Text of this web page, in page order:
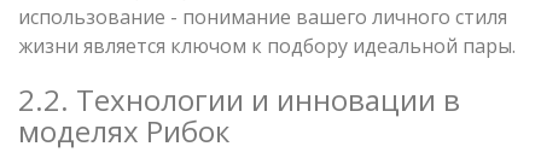
использование - понимание вашего личного стиля
жизни является ключом к подбору идеальной пары.
2.2. Технологии и инновации в
моделях Рибок